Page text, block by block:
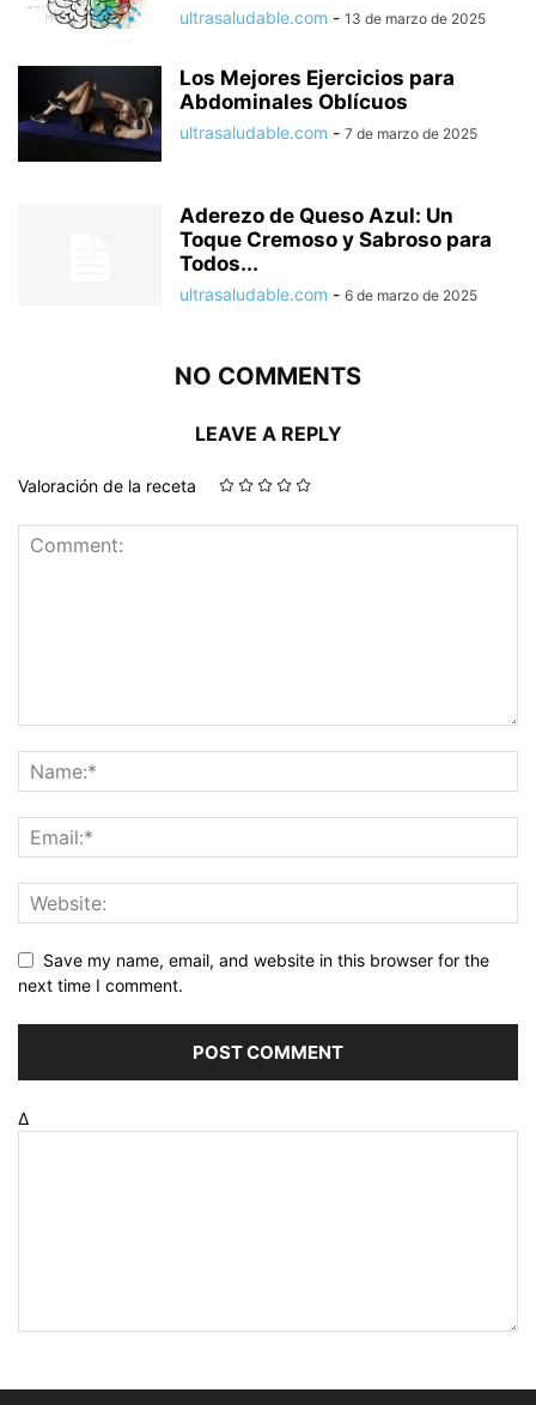
ultrasaludable.com - 13 de marzo de 2025
Los Mejores Ejercicios para
Abdominales Oblícuos
ultrasaludable.com - 7 de marzo de 2025
Aderezo de Queso Azul: Un
Toque Cremoso y Sabroso para
Todos...
ultrasaludable.com - 6 de marzo de 2025
NO COMMENTS
LEAVE A REPLY
Valoración de la receta
Save my name, email, and website in this browser for the
next time I comment.
Δ